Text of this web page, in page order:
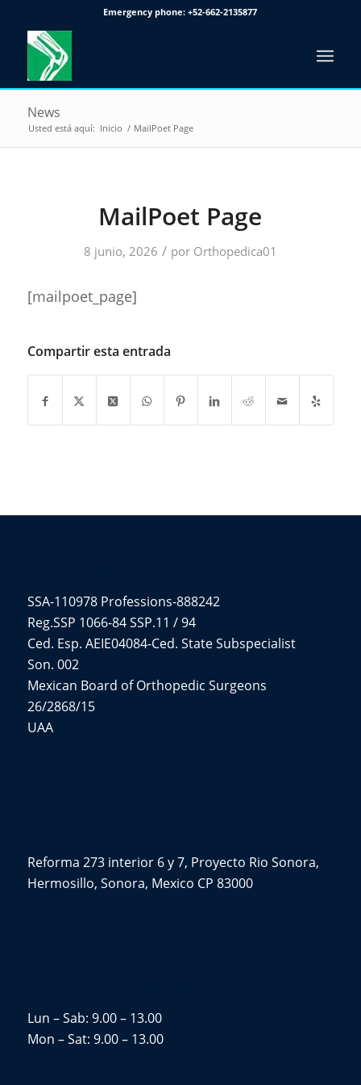
Emergency phone:+52-662-2135877
News
Usted está aquí: Inicio / MailPoet Page
MailPoet Page
8 junio, 2026 / por Orthopedica01
[mailpoet_page]
Compartir esta entrada
SSA-110978 Professions-888242
Reg.SSP 1066-84 SSP.11 / 94
Ced. Esp. AEIE04084-Ced. State Subspecialist
Son. 002
Mexican Board of Orthopedic Surgeons
26/2868/15
UAA
Reforma 273 interior 6 y 7, Proyecto Rio Sonora,
Hermosillo, Sonora, Mexico CP 83000
Lun – Sab: 9.00 – 13.00
Mon – Sat: 9.00 – 13.00